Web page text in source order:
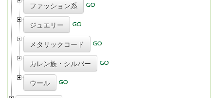
ファッション系
ジュエリー
メタリックコード
カレン族・シルバー
ウール